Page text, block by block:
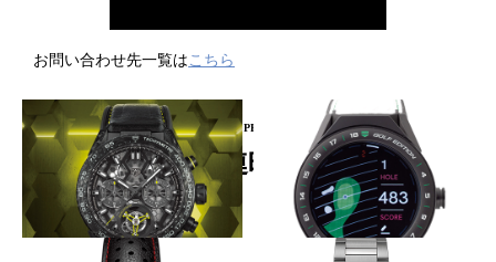
お問い合わせ先一覧はこちら
PICKUP PRODUCT
関連時計
カーボンヒゲの複雑時計
究極のゴルファーウォッチ